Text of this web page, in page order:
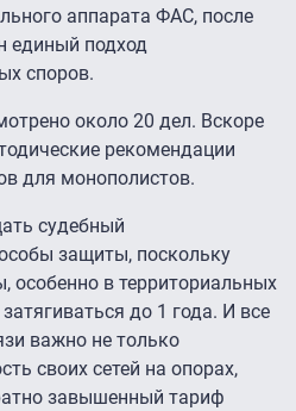
аппарата ФАС, после
единый подход
споров.
около 20 дел. Вскоре
рекомендации
для монополистов.
судебный
защиты, поскольку
особенно в территориальных
до 1 года. И все
важно не только
своих сетей на опорах,
завышенный тариф